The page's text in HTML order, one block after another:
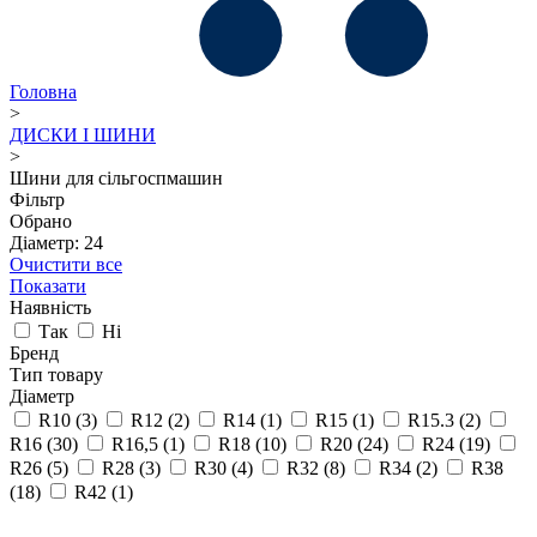
Головна
>
ДИСКИ І ШИНИ
>
Шини для сільгоспмашин
Фільтр
Обрано
Діаметр: 24
Очистити все
Показати
Наявність
Так
Ні
Бренд
Тип товару
Діаметр
R10 (3) R12 (2) R14 (1) R15 (1) R15.3 (2)
R16 (30) R16,5 (1) R18 (10) R20 (24) R24 (19)
R26 (5) R28 (3) R30 (4) R32 (8) R34 (2)
R38
(18)
R42 (1)